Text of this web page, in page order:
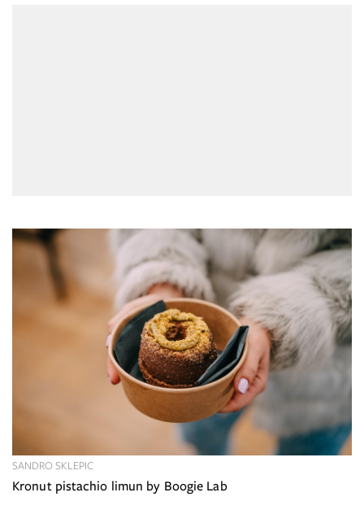
Kronut pistachio limun by Boogie Lab
SANDRO SKLEPIC